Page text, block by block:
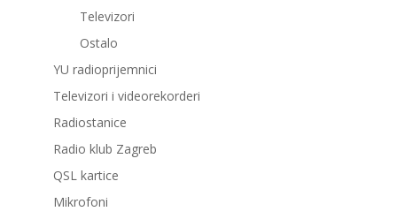
Televizori
Ostalo
YU radioprijemnici
Televizori i videorekorderi
Radiostanice
Radio klub Zagreb
QSL kartice
Mikrofoni